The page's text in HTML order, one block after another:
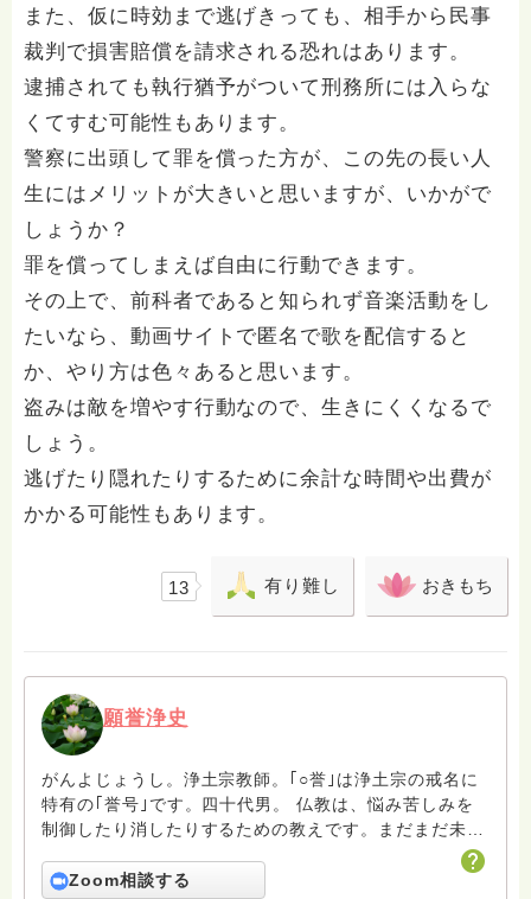
また、仮に時効まで逃げきっても、相手から民事
裁判で損害賠償を請求される恐れはあります。
逮捕されても執行猶予がついて刑務所には入らな
くてすむ可能性もあります。
警察に出頭して罪を償った方が、この先の長い人
生にはメリットが大きいと思いますが、いかがで
しょうか？
罪を償ってしまえば自由に行動できます。
その上で、前科者であると知られず音楽活動をし
たいなら、動画サイトで匿名で歌を配信すると
か、やり方は色々あると思います。
盗みは敵を増やす行動なので、生きにくくなるで
しょう。
逃げたり隠れたりするために余計な時間や出費が
かかる可能性もあります。
13 有り難し おきもち
願誉浄史
がんよじょうし。浄土宗教師。｢○誉｣は浄土宗の戒名に
特有の｢誉号｣です。四十代男。 仏教は、悩み苦しみを
制御したり消したりするための教えです。まだまだ未熟
Zoom相談する